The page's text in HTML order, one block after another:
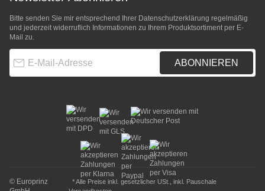
Bitte senden Sie mir entsprechend Ihrer Datenschutzerklärung regelmäßig
und jederzeit widerruflich Informationen zu Ihrem Produktsortiment per E-
Mail zu.
ABONNIEREN
© Europrinz
* Alle Preise inkl. gesetzlicher USt., inkl.
Pauschale